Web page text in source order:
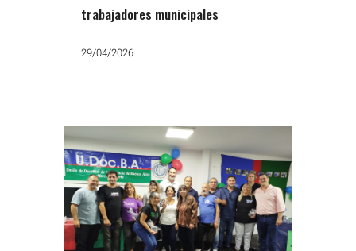
trabajadores municipales
29/04/2026